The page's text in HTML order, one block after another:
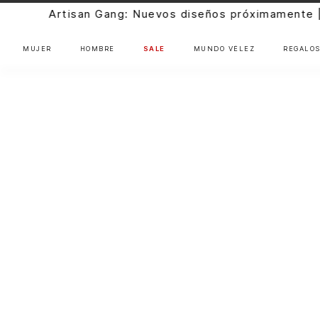
próximamente | Ver más
MUJER HOMBRE SALE MUNDO VÉLEZ REGALOS